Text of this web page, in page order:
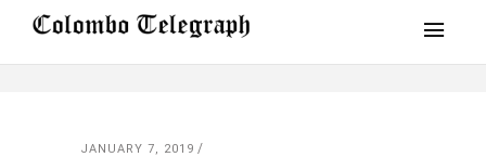
JANUARY 7, 2019